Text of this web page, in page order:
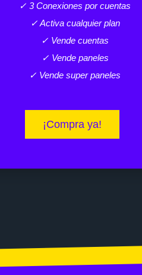
✓ 3 Conexiones por cuentas
✓ Activa cualquier plan
✓ Vende cuentas
✓ Vende paneles
✓ Vende super paneles
¡Compra ya!